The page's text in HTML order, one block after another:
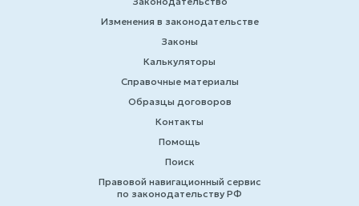
Изменения в законодательстве
Законы
Калькуляторы
Справочные материалы
Образцы договоров
Контакты
Помощь
Поиск
Правовой навигационный сервис
по законодательству РФ